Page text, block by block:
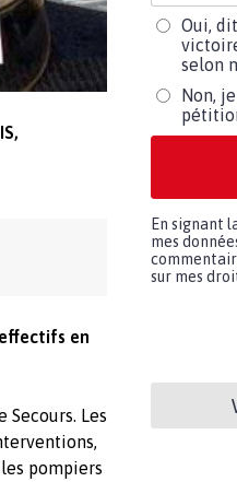
en
Les
pompiers
Oui,
selon
Non,
En signant
mes
sur mes